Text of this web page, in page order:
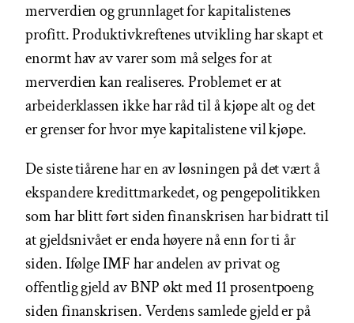
merverdien og grunnlaget for kapitalistenes
profitt. Produktivkreftenes utvikling har skapt et
enormt hav av varer som må selges for at
merverdien kan realiseres. Problemet er at
arbeiderklassen ikke har råd til å kjøpe alt og det
er grenser for hvor mye kapitalistene vil kjøpe.
De siste tiårene har en av løsningen på det vært å
ekspandere kredittmarkedet, og pengepolitikken
som har blitt ført siden finanskrisen har bidratt til
at gjeldsnivået er enda høyere nå enn for ti år
siden. Ifølge IMF har andelen av privat og
offentlig gjeld av BNP økt med 11 prosentpoeng
siden finanskrisen. Verdens samlede gjeld er på